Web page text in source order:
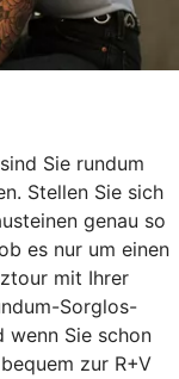
Sie rundum
Stellen Sie sich
genau so
es nur um einen
mit Ihrer
Sorglos-
wenn Sie schon
zur R+V